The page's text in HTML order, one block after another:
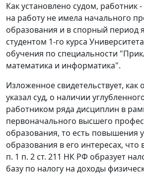
Как установлено судом,
на работу не имела начального
образования и в спорный период
студентом 1-го курса
обучения по специальности
математика и информатика".
Изложенное свидетельствует, как
указал суд, о наличии
работником ряда дисциплин в
первоначального высшего
образования, то есть повышения
образования в его интересах, что
п. 1 п. 2 ст. 211 НК РФ образует
базу по налогу на доходы